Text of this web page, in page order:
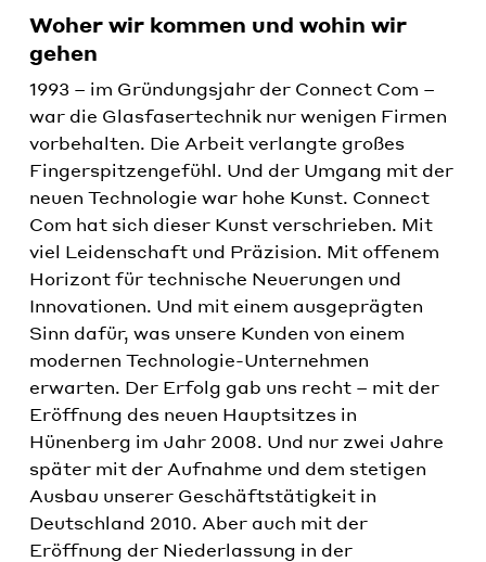
Woher wir kommen und wohin wir
gehen
1993 – im Gründungsjahr der Connect Com –
war die Glasfasertechnik nur wenigen Firmen
vorbehalten. Die Arbeit verlangte großes
Fingerspitzengefühl. Und der Umgang mit der
neuen Technologie war hohe Kunst. Connect
Com hat sich dieser Kunst verschrieben. Mit
viel Leidenschaft und Präzision. Mit offenem
Horizont für technische Neuerungen und
Innovationen. Und mit einem ausgeprägten
Sinn dafür, was unsere Kunden von einem
modernen Technologie-Unternehmen
erwarten. Der Erfolg gab uns recht – mit der
Eröffnung des neuen Hauptsitzes in
Hünenberg im Jahr 2008. Und nur zwei Jahre
später mit der Aufnahme und dem stetigen
Ausbau unserer Geschäftstätigkeit in
Deutschland 2010. Aber auch mit der
Eröffnung der Niederlassung in der